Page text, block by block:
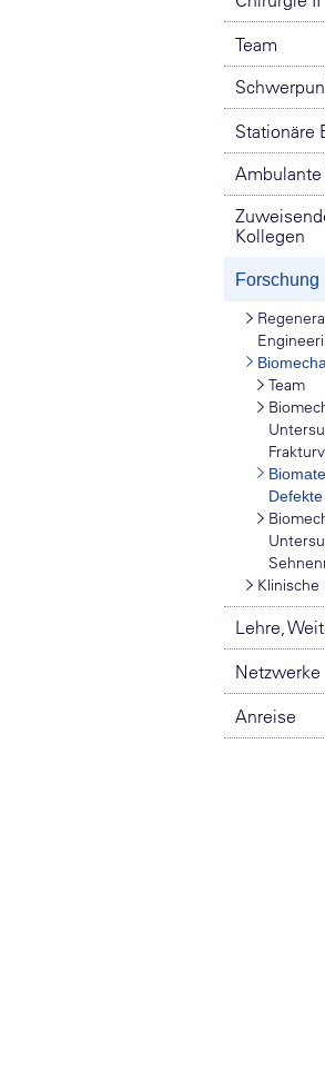
Team
Stationäre
Kollegen
Forschung
Team
Defekte
Klinische
Lehre,
Netzwerke
Anreise